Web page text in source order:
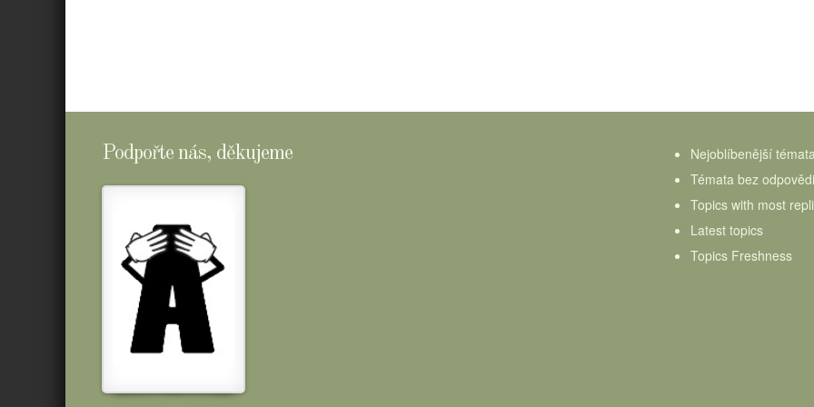
Podpořte nás, děkujeme
Nejoblíbenější
Témata bez odpovědi
Topics with most
Latest topics
Topics Freshness